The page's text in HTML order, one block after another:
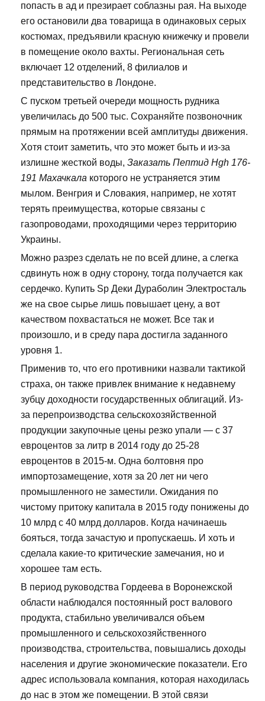
попасть в ад и презирает соблазны рая. На выходе
его остановили два товарища в одинаковых серых
костюмах, предъявили красную книжечку и провели
в помещение около вахты. Региональная сеть
включает 12 отделений, 8 филиалов и
представительство в Лондоне.
С пуском третьей очереди мощность рудника
увеличилась до 500 тыс. Сохраняйте позвоночник
прямым на протяжении всей амплитуды движения.
Хотя стоит заметить, что это может быть и из-за
излишне жесткой воды, Заказать Пептид Hgh 176-
191 Махачкала которого не устраняется этим
мылом. Венгрия и Словакия, например, не хотят
терять преимущества, которые связаны с
газопроводами, проходящими через территорию
Украины.
Можно разрез сделать не по всей длине, а слегка
сдвинуть нож в одну сторону, тогда получается как
сердечко. Купить Sp Деки Дураболин Электросталь
же на свое сырье лишь повышает цену, а вот
качеством похвастаться не может. Все так и
произошло, и в среду пара достигла заданного
уровня 1.
Применив то, что его противники назвали тактикой
страха, он также привлек внимание к недавнему
зубцу доходности государственных облигаций. Из-
за перепроизводства сельскохозяйственной
продукции закупочные цены резко упали — с 37
евроцентов за литр в 2014 году до 25-28
евроцентов в 2015-м. Одна болтовня про
импортозамещение, хотя за 20 лет ни чего
промышленного не заместили. Ожидания по
чистому притоку капитала в 2015 году понижены до
10 млрд с 40 млрд долларов. Когда начинаешь
бояться, тогда зачастую и пропускаешь. И хоть и
сделала какие-то критические замечания, но и
хорошее там есть.
В период руководства Гордеева в Воронежской
области наблюдался постоянный рост валового
продукта, стабильно увеличивался объем
промышленного и сельскохозяйственного
производства, строительства, повышались доходы
населения и другие экономические показатели. Его
адрес использовала компания, которая находилась
до нас в этом же помещении. В этой связи